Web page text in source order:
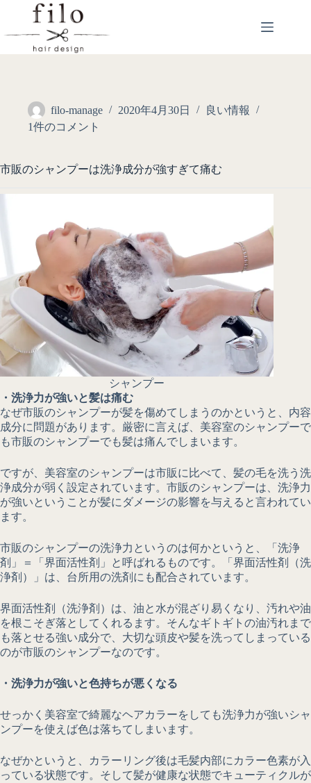
filo-manage 2020年4月30日
良い情報
1件のコメント
市販のシャンプーは洗浄成分が強すぎて痛む
シャンプー
・洗浄力が強いと髪は痛む
なぜ市販のシャンプーが髪を傷めてしまうのかというと、内容
成分に問題があります。厳密に言えば、美容室のシャンプーで
も市販のシャンプーでも髪は痛んでしまいます。
ですが、美容室のシャンプーは市販に比べて、髪の毛を洗う洗
浄成分が弱く設定されています。市販のシャンプーは、洗浄力
が強いということが髪にダメージの影響を与えると言われてい
ます。
市販のシャンプーの洗浄力というのは何かというと、「洗浄
剤」＝「界面活性剤」と呼ばれるものです。「界面活性剤（洗
浄剤）」は、台所用の洗剤にも配合されています。
界面活性剤（洗浄剤）は、油と水が混ざり易くなり、汚れや油
を根こそぎ落としてくれるます。そんなギトギトの油汚れまで
も落とせる強い成分で、大切な頭皮や髪を洗ってしまっている
のが市販のシャンプーなのです。
・洗浄力が強いと色持ちが悪くなる
せっかく美容室で綺麗なヘアカラーをしても洗浄力が強いシャ
ンプーを使えば色は落ちてしまいます。
なぜかというと、カラーリング後は毛髪内部にカラー色素が入
っている状態です。そして髪が健康な状態でキューティクルが